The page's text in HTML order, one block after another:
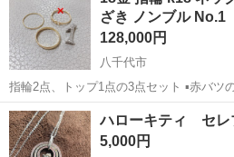
工場のお仕事 ◇コネクタ製造工...
ざき ノンブル No.1
128,000円
八千代市
指輪2点、トップ1点の3点セット ▪赤バツのお品は売却済みです、、 全
てk18刻印あります。 使用に伴う小キズあります、指輪は若干歪みあ
千葉 八千代市 アクセサリー
ハローキティ セレ
5,000円